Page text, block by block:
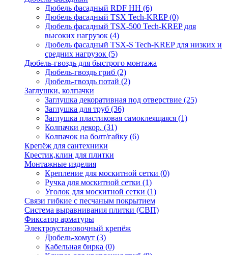
Дюбель фасадный RDF НН (6)
Дюбель фасадный TSX Tech-KREP(0)
Дюбель фасадный TSX-500 Tech-KREP для
высоких нагрузок (4)
Дюбель фасадный TSX-S Tech-KREP для низких и
средних нагрузок (5)
Дюбель-гвоздь для быстрого монтажа
Дюбель-гвоздь гриб (2)
Дюбель-гвоздь потай (2)
Заглушки, колпачки
Заглушка декоративная под отверствие (25)
Заглушка для труб (36)
Заглушка пластиковая самоклеящаяся (1)
Колпачки декор. (31)
Колпачок на болт/гайку (6)
Крепёж для сантехники
Крестик,клин для плитки
Монтажные изделия
Крепление для москитной сетки (0)
Ручка для москитной сетки (1)
Уголок для москитной сетки (1)
Связи гибкие с песчаным покрытием
Система выравнивания плитки (СВП)
Фиксатор арматуры
Электроустановочный крепёж
Дюбель-хомут (3)
Кабельная бирка (0)